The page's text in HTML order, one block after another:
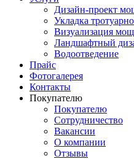
Дизайн-проект
Укладка
Визуализация
Ландшафтный
Водоотведение
Прайс
Фотогалерея
Контакты
Покупателю
Покупателю
Сотрудничество
Вакансии
О компании
Отзывы